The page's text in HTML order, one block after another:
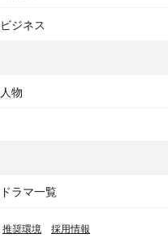
ビジネス
人物
ドラマ一覧
推奨環境 採用情報